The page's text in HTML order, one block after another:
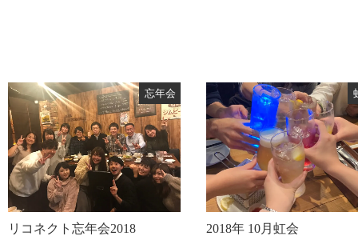
忘年会
リコネクト忘年会2018 2018年 10月虹会